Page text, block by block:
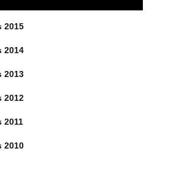
2015
2014
2013
2012
2011
2010